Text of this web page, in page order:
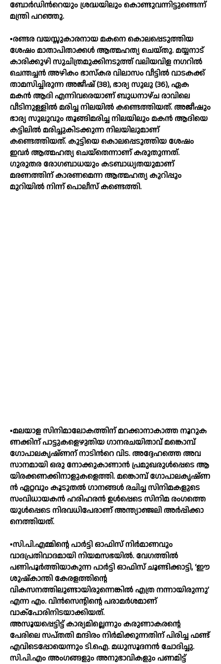
ബോ​ർ​ഡി​ന്‍റെ​യും ശ്ര​ദ്ധ​യി​ലും കൊ​ണ്ടു​വ​ന്നി​ട്ടു​​​ണ്ടെ​ന്ന്​
മ​ന്ത്രി പ​റ​ഞ്ഞു.
▪️രണ്ടര വയസ്സുകാരനായ മകനെ കൊലപ്പെടുത്തിയ
ശേഷം മാതാപിതാക്കൾ ആത്മഹത്യ ചെയ്തു. മയ്യനാട്
കാരിക്കുഴി സുചിത്രമുക്കിനടുത്ത് വലിയവിള നഗറിൽ
ചെന്തച്ചൻ അഴികം ഭാസ്കര വിലാസം വീട്ടിൽ വാടകക്ക്
താമസിച്ചിരുന്ന അജീഷ് (38), ഭാര്യ സുലു (36), ഏക
മകൻ ആദി എന്നിവരെയാണ് ബുധനാഴ്ച രാവിലെ
വീടിനുള്ളിൽ മരിച്ച നിലയിൽ കണ്ടെത്തിയത്. അജീഷും
ഭാര്യ സുലുവും തൂങ്ങിമരിച്ച നിലയിലും മകൻ ആദിയെ
കട്ടിലിൽ മരിച്ചുകിടക്കുന്ന നിലയിലുമാണ്
കണ്ടെത്തിയത്. കുട്ടിയെ കൊലപ്പെടുത്തിയ ശേഷം
ഇവർ ആത്മഹത്യ ചെയ്തെന്നാണ് കരുതുന്നത്.
ഗുരുതര രോഗബാധയും കടബാധ്യതയുമാണ്
മരണത്തിന് കാരണമെന്ന ആത്മഹത്യ കുറിപ്പും
മുറിയിൽ നിന്ന് പൊലീസ് കണ്ടെത്തി.
▪️മ​ല​യാ​ള സി​നി​മാ​ലോ​ക​ത്തി​ന് മ​റ​ക്കാ​നാ​കാ​ത്ത നൂ​റു​ക​
ണ​ക്കി​ന് പാ​ട്ടു​ക​ളെ​ഴു​തി​യ ഗാ​ന​ര​ച​യി​താ​വ്‌ മ​ങ്കൊ​മ്പ്‌
ഗോ​പാ​ല​കൃ​ഷ്‌​ണ​ന്‌ നാ​ടി​ന്‍റെ വി​ട. അ​ദ്ദേ​ഹ​ത്തെ അ​വ​
സാ​ന​മാ​യി ഒ​രു നോ​ക്കു​കാ​ണാ​ൻ പ്ര​മു​ഖ​രു​ൾ​പ്പെ​ടെ ആ​
യി​ര​ക്ക​ണ​ക്കി​നാ​ളു​ക​ളെ​ത്തി. മ​ങ്കൊ​മ്പ്‌ ഗോ​പാ​ല​കൃ​ഷ്‌​ണ​
ൻ ഏ​റ്റ​വും കൂ​ടു​ത​ൽ ഗാ​ന​ങ്ങ​ൾ ര​ചി​ച്ച സി​നി​മ​ക​ളു​ടെ
സം​വി​ധാ​യ​ക​ൻ ഹ​രി​ഹ​ര​ൻ ഉ​ൾ​പ്പെ​ടെ സി​നി​മ രം​ഗ​ത്തെ​
യു​ൾ​പ്പെ​ടെ നി​ര​വ​ധി​പേ​രാ​ണ് അ​ന്ത്യാ​ഞ്ജ​ലി അ​ർ​പ്പി​ക്കാ​
നെ​ത്തി​യ​ത്.
▪️സി.പി.എമ്മിന്റെ പാർട്ടി ഓഫിസ് നിർമാണവും
വാദപ്രതിവാദമായി നിയമസഭയിൽ. വേഗത്തിൽ
പണിപൂർത്തിയാകുന്ന പാർട്ടി ഓഫിസ് ചൂണ്ടിക്കാട്ടി, ‘ഈ
ശുഷ്കാന്തി കേരളത്തിന്റെ
വികസനത്തിലുണ്ടായിരുന്നെങ്കിൽ എത്ര നന്നായിരുന്നു’
എന്ന എം. വിൻസെന്റിന്റെ പരാമർശമാണ്
വാക്പോരിനിടയാക്കിയത്.
അസൂയപ്പെട്ടിട്ട് കാര്യമില്ലെന്നും കരുണാകരന്റെ
പേരിലെ സപ്തതി മന്ദിരം നിർമിക്കുന്നതിന് പിരിച്ച ഫണ്ട്
എവിടെപ്പോയെന്നും ടി.ഐ. മധുസൂദനൻ ചോദിച്ചു.
സി.പി.എം അംഗങ്ങളും അനുഭാവികളും പണമിട്ട്